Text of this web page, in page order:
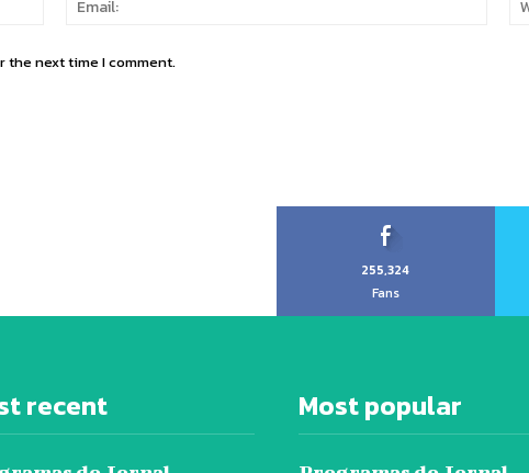
the next time I comment.
255,324
Fans
recent Most popular